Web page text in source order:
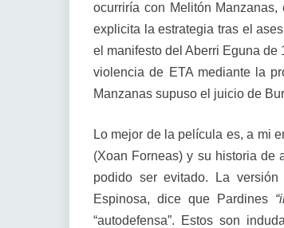
ocurriría con Melitón
explicita la estrategia tras el
el manifesto del Aberri Eguna de
violencia de ETA mediante la
Manzanas supuso el juicio de
Lo mejor de la película es, a mi
(Xoan Forneas) y su historia de
podido ser evitado. La
Espinosa, dice que Pardines
“autodefensa”. Estos son